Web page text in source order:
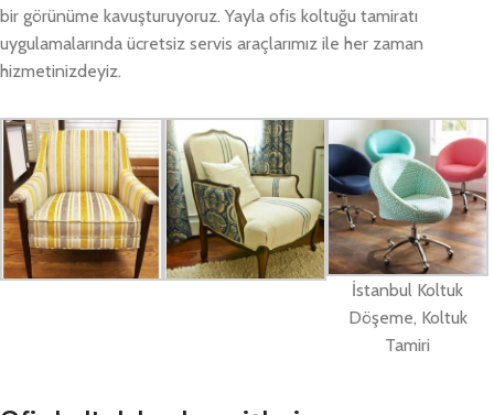
bir görünüme kavuşturuyoruz. Yayla ofis koltuğu tamiratı
uygulamalarında ücretsiz servis araçlarımız ile her zaman
hizmetinizdeyiz.
İstanbul Koltuk
Döşeme, Koltuk
Tamiri